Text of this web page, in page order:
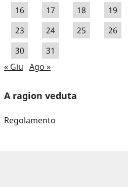
16
17 18 19
23
24 25 26
30
31
« Giu Ago »
A ragion veduta
Regolamento